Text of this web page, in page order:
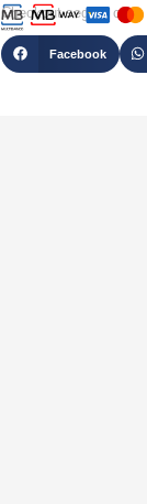
Checkout seguro com
Facebook